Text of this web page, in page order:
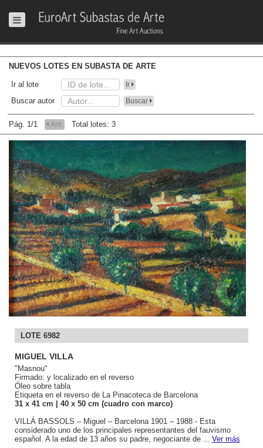
NUEVOS LOTES EN SUBASTA DE ARTE
Ir al lote Ir
Buscar autor Buscar
Pág. 1/1 Ant. Total lotes: 3
LOTE 6982
MIGUEL VILLA
"Masnou"
Firmado: y localizado en el reverso
Óleo sobre tabla
Etiqueta en el reverso de La Pinacoteca de Barcelona
31 x 41 cm | 40 x 50 cm (cuadro con marco)
VILLÁ BASSOLS – Miguel – Barcelona 1901 – 1988 - Esta
considerado uno de los principales representantes del fauvismo
español. A la edad de 13 años su padre, negociante de ...
Ver más